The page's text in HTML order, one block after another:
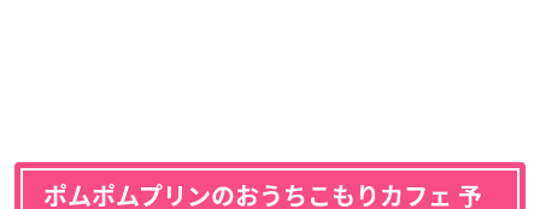
ポムポムプリンのおうちこもりカフェ 予